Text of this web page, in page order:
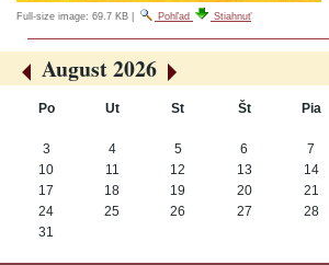
Full-size image: 69.7 KB Pohľad Stiahnuť
«
August 2026
»
Po Ut St Št Pia
3
4 5 6 7
10
11 12 13 14
17
18 19 20 21
24
25 26 27 28
31